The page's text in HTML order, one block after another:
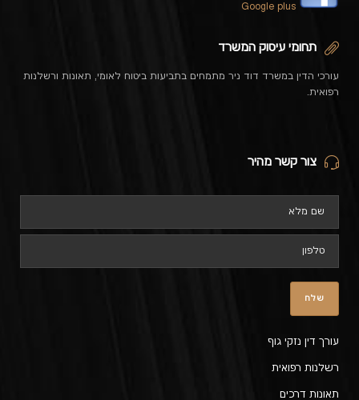
Google plus
תחומי עיסוק המשרד
עורכי הדין במשרד דוד ניר מתמחים בתביעות ביטוח לאומי, תאונות ורשלנות
רפואית.
צור קשר מהיר
עורך דין נזקי גוף
רשלנות רפואית
תאונות דרכים